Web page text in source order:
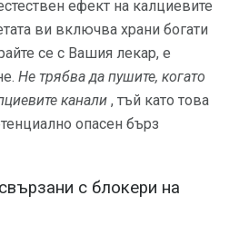
ефект на калциевите
ви включва храни богати
се с Вашия лекар, е
Не трябва да пушите, когато
канали , тъй като това
опасен бърз
свързани с блокери на